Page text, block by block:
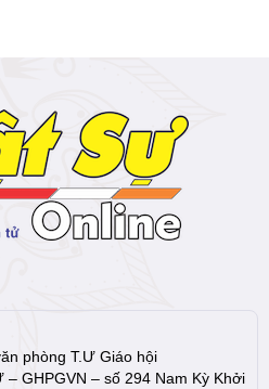
phòng T.Ư Giáo hội
– GHPGVN – số 294 Nam Kỳ Khởi